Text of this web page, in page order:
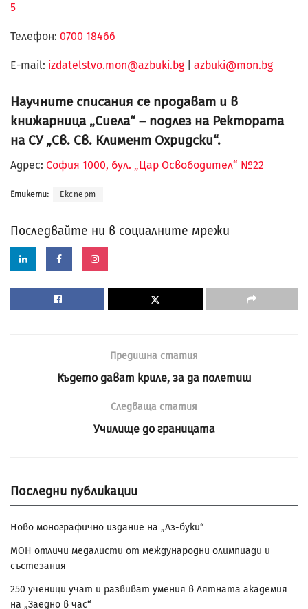
5
Телефон: 0700 18466
Е-mail: izdatelstvo.mon@azbuki.bg| azbuki@mon.bg
Научните списания се продават и в
книжарница „Сиела“ – подлез на Ректората
на СУ „Св. Св. Климент Охридски“.
Адрес: София 1000, бул. „Цар Освободител“ №22
Етикети: Експерт
Последвайте ни в социалните мрежи
Предишна статия
Където дават криле, за да полетиш
Следваща статия
Училище до границата
Последни публикации
Ново монографично издание на „Аз-буки“
МОН отличи медалисти от международни олимпиади и
състезания
250 ученици учат и развиват умения в Лятната академия
на „Заедно в час“